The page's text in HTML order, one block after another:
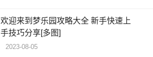
欢迎来到梦乐园攻略大全 新手快速上
手技巧分享[多图]
2023-08-05